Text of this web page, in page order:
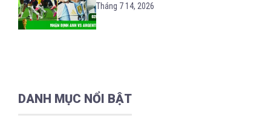
Tháng 7 14, 2026
DANH MỤC NỔI BẬT